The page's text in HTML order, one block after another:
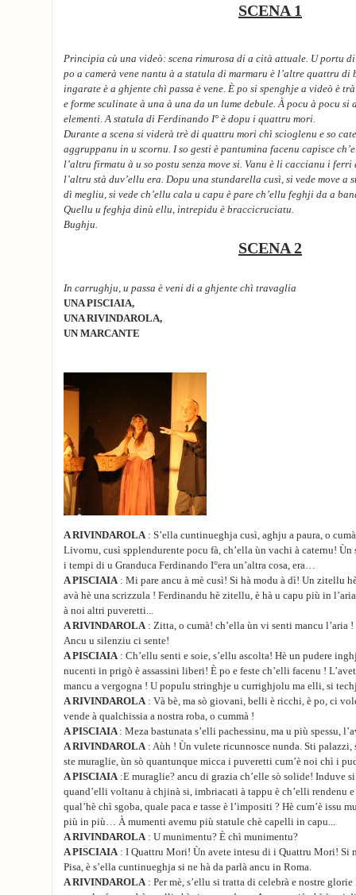
SCENA 1
Principia cù una videò: scena rimurosa di a cità attuale. U portu
po a camerà vene nantu à a statula di marmaru è l’altre quattru di
ingarate è a ghjente chì passa è vene. È po si spenghje a videò è
e forme sculinate à una à una da un lume debule. À pocu à pocu si
elementi. A statula di Ferdinando I° è dopu i quattru mori.
Durante a scena si viderà trè di quattru mori chì scioglenu e so
aggruppanu in u scornu. I so gesti è pantumina facenu capisce
l’altru firmatu à u so postu senza move si. Vanu è li caccianu i
l’altru stà duv’ellu era. Dopu una stundarella cusì, si vede move a
dì megliu, si vede ch’ellu cala u capu è pare ch’ellu feghji da a
Quellu u feghja dinù ellu, intrepidu è braccicruciatu.
Bughju.
SCENA 2
In carrughju, u passa è veni di a ghjente chì travaglia
UNA PISCIAIA,
UNA RIVINDAROLA,
UN MARCANTE
A RIVINDAROLA : S’ella cuntinueghja cusì, aghju a paura, o
Livornu, cusì spplendurente pocu fà, ch’ella ùn vachi à caternu!
i tempi di u Granduca Ferdinando I°era un’altra cosa, era…
A PISCIAIA : Mi pare ancu à mè cusì! Si hà modu à dì! Un zitellu
avà hè una scrizzula ! Ferdinandu hè zitellu, è hà u capu più in
à noi altri puveretti...
A RIVINDAROLA : Zitta, o cumà! ch’ella ùn vi senti mancu l’aria
Ancu u silenziu ci sente!
A PISCIAIA : Ch’ellu senti e soie, s’ellu ascolta! Hè un pudere
nucenti in prigò è assassini liberi! È po e feste ch’elli facenu !
mancu a vergogna ! U populu stringhje u currighjolu ma elli, si
A RIVINDAROLA : Và bè, ma sò giovani, belli è ricchi, è po, ci
vende à qualchissia a nostra roba, o cummà !
A PISCIAIA : Meza bastunata s’elli pachessinu, ma u più spessu,
A RIVINDAROLA : Aùh ! Ùn vulete ricunnosce nunda. Sti palazzi,
ste muraglie, ùn sò quantunque micca i puveretti cum’è noi chì i
A PISCIAIA :E muraglie? ancu di grazia ch’elle sò solide! Induve
quand’elli voltanu à chjinà si, imbriacati à tappu è ch’elli rendenu
qual’hè chì sgoba, quale paca e tasse è l’impositi ? Hè cum’è issu
più in più… À mumenti avemu più statule chè capelli in capu...
A RIVINDAROLA : U munimentu? È chì munimentu?
A PISCIAIA : I Quattru Mori! Ùn avete intesu di i Quattru Mori! Si
Pisa, è s’ella cuntinueghja si ne hà da parlà ancu in Roma.
A RIVINDAROLA : Per mè, s’ellu si tratta di celebrà e nostre